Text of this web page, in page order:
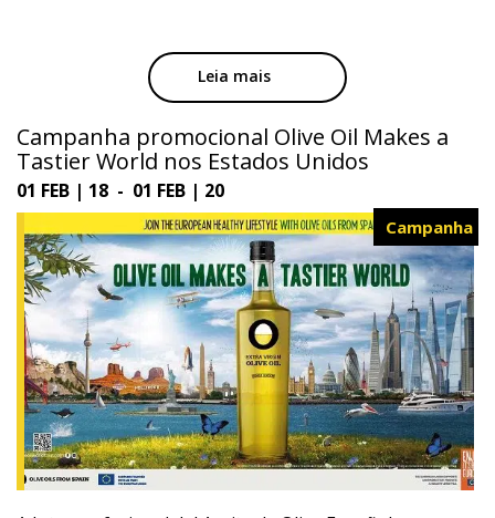
Leia mais
Campanha promocional Olive Oil Makes a
Tastier World nos Estados Unidos
01 FEB | 18 - 01 FEB | 20
Campanha